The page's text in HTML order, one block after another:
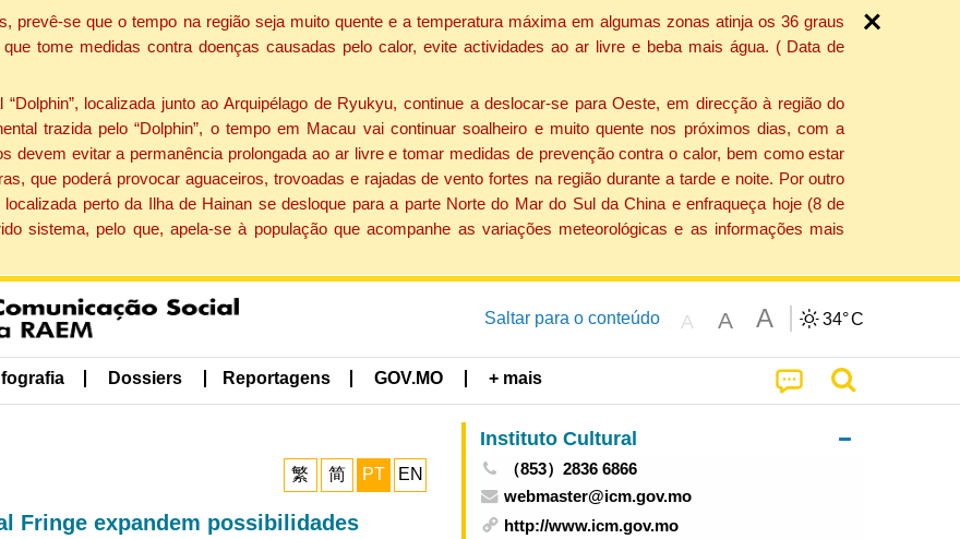
prevê-se que o tempo na região seja muito quente e a temperatura máxima em algumas zonas atinja os 36 graus
tome medidas contra doenças causadas pelo calor, evite actividades ao ar livre e beba mais água. ( Data de
localizada junto ao Arquipélago de Ryukyu, continue a deslocar-se para Oeste, em direcção à região do
trazida pelo “Dolphin”, o tempo em Macau vai continuar soalheiro e muito quente nos próximos dias, com a
devem evitar a permanência prolongada ao ar livre e tomar medidas de prevenção contra o calor, bem como estar
que poderá provocar aguaceiros, trovoadas e rajadas de vento fortes na região durante a tarde e noite. Por outro
perto da Ilha de Hainan se desloque para a parte Norte do Mar do Sul da China e enfraqueça hoje (8 de
sistema, pelo que, apela-se à população que acompanhe as variações meteorológicas e as informações mais
Saltar para o conteúdo A A A 34°C
Dossiers Reportagens GOV.MO + mais
繁 简 PT EN
Fringe expandem possibilidades
Instituto Cultural
（853）2836 6866
webmaster@icm.gov.mo
http://www.icm.gov.mo